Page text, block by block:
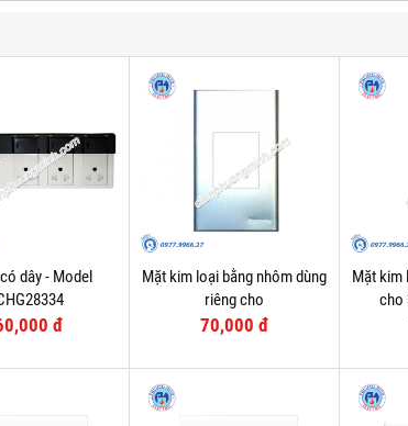
dây - Model
đ
Mặt kim loại bằng nhôm dùng
riêng cho
WEV1181SW/WEV1191SW/2P
70,000 đ
Mặt kim
cho